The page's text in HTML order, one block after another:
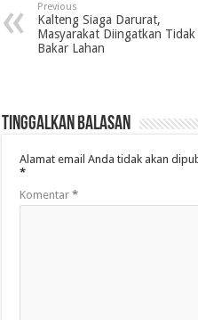
Previous
Kalteng Siaga Darurat,
Masyarakat Diingatkan Tidak
Bakar Lahan
Tinggalkan Balasan
Alamat email Anda tidak akan
*
Komentar*